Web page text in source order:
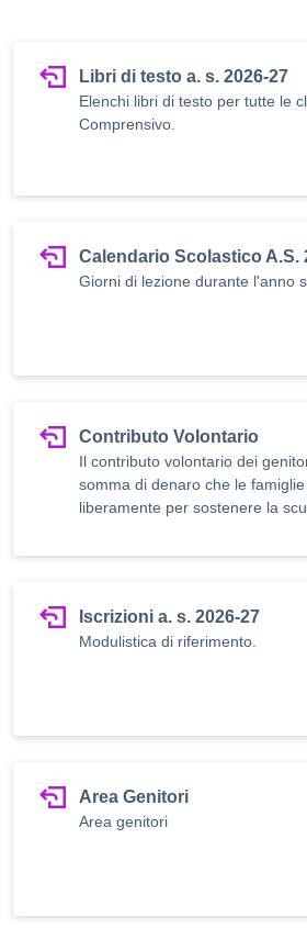
Libri di testo a. s. 2026-27
Elenchi libri di testo per tutte le
Comprensivo.
Calendario Scolastico A.S.
Giorni di lezione durante l'anno
Contributo Volontario
Il contributo volontario dei
somma di denaro che le
liberamente per sostenere la
Iscrizioni a. s. 2026-27
Modulistica di riferimento.
Area Genitori
Area genitori